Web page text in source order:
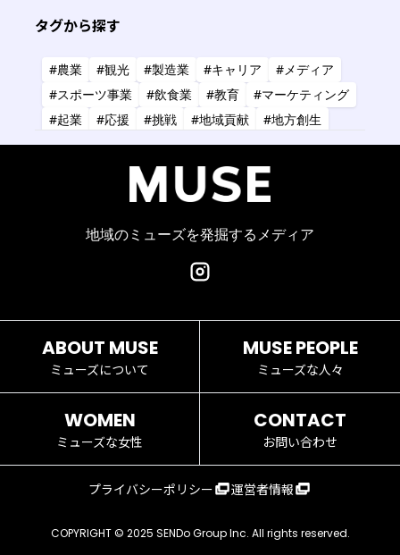
苅田町
タグから探す
#農業 #観光 #製造業 #キャリア
#メディア
#スポーツ事業
#飲食業 #教育
#マーケティング
#起業
#応援 #挑戦 #地域貢献
#地方創生
#共創
#健康 #アーティスト #金融
#IT
#タレント #コーチング
#コンサルタント
#商業施設 #小売業 #経営
地域のミューズを発掘するメディア
ABOUT MUSE
ミューズについて
MUSE PEOPLE
ミューズな人々
WOMEN
ミューズな女性
CONTACT
お問い合わせ
プライバシーポリシー 運営者情報
COPYRIGHT © 2025 SENDo Group Inc. All rights reserved.